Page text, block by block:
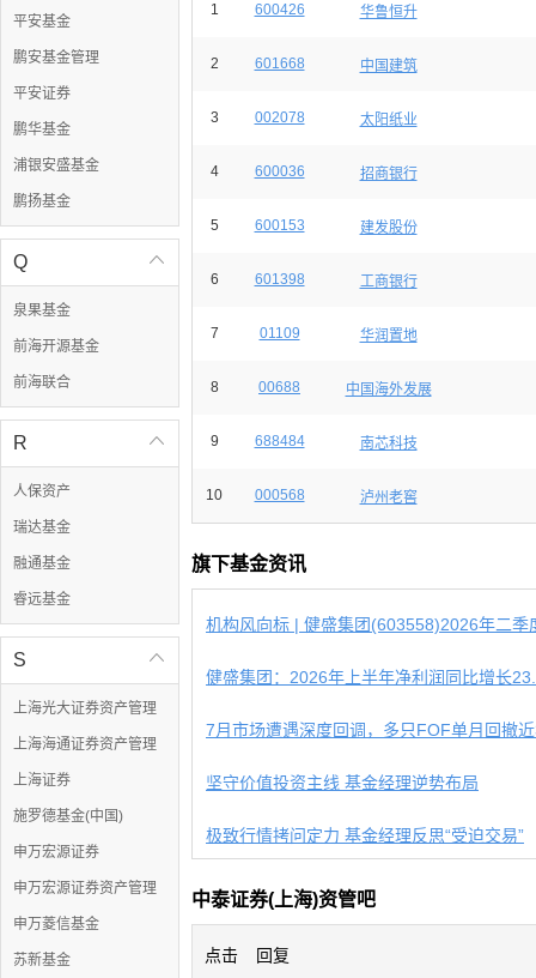
平安基金
鹏安基金管理
平安证券
鹏华基金
浦银安盛基金
鹏扬基金

Q
泉果基金
前海开源基金
前海联合

R
人保资产
瑞达基金
融通基金
睿远基金

S
上海光大证券资产管理
上海海通证券资产管理
上海证券
施罗德基金(中国)
申万宏源证券
申万宏源证券资产管理
申万菱信基金
苏新基金
1 600426 华鲁恒升
2 601668 中国建筑
3 002078 太阳纸业
4 600036 招商银行
5 600153 建发股份
6 601398 工商银行
7 01109 华润置地
8 00688 中国海外发展
9 688484 南芯科技
10 000568 泸州老窖
旗下基金资讯
机构风向标 | 健盛集团(603558)2026年二季
健盛集团：2026年上半年净利润同比增长
坚守价值投资主线 基金经理逆势布局
极致行情拷问定力 基金经理反思“受迫交易”
中泰证券(上海)资管吧
点击 回复